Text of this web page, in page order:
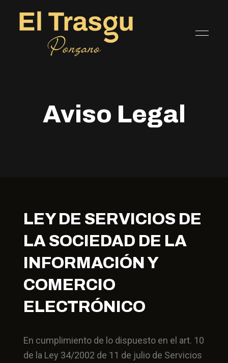
Aviso Legal
LEY DE SERVICIOS DE
LA SOCIEDAD DE LA
INFORMACIÓN Y
COMERCIO
ELECTRÓNICO
En cumplimiento de lo dispuesto en el art. 10
de la Ley 34/2002 de 11 de julio de Servicios